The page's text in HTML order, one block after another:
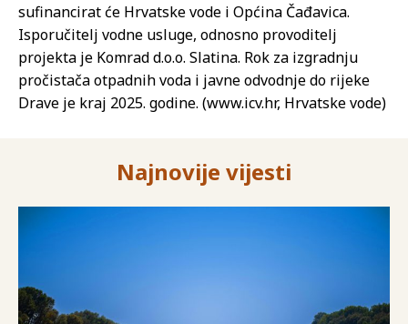
sufinancirat će Hrvatske vode i Općina Čađavica.
Isporučitelj vodne usluge, odnosno provoditelj
projekta je Komrad d.o.o. Slatina. Rok za izgradnju
pročistača otpadnih voda i javne odvodnje do rijeke
Drave je kraj 2025. godine. (www.icv.hr, Hrvatske vode)
Najnovije vijesti